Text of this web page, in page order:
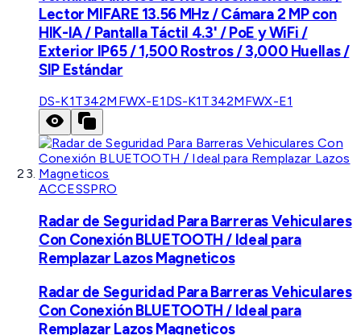
Lector MIFARE 13.56 MHz / Cámara 2 MP con
HIK-IA / Pantalla Táctil 4.3' / PoE y WiFi /
Exterior IP65 / 1,500 Rostros / 3,000 Huellas /
SIP Estándar
DS-K1T342MFWX-E1 DS-K1T342MFWX-E1
ACCESSPRO
Radar de Seguridad Para Barreras Vehiculares
Con Conexión BLUETOOTH / Ideal para
Remplazar Lazos Magneticos
Radar de Seguridad Para Barreras Vehiculares
Con Conexión BLUETOOTH / Ideal para
Remplazar Lazos Magneticos